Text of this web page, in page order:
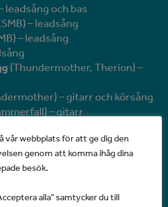
leadsång och bas
– leadsång
– leadsång
(Thundermother, Therion) –
– gitarr och körsång
– gitarr
(Dynasty) – trummor
vår webbplats för att ge dig den
genom att komma ihåg dina
besök.
alla" samtycker du till